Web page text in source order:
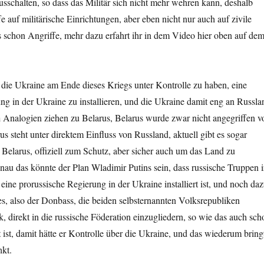
auf militärische Einrichtungen, aber eben nicht nur auch auf zivile
schon Angriffe, mehr dazu erfahrt ihr in dem Video hier oben auf
Ukraine am Ende dieses Kriegs unter Kontrolle zu haben, eine
in der Ukraine zu installieren, und die Ukraine damit eng an
ziehen zu Belarus, Belarus wurde zwar nicht angegriffen
steht unter direktem Einfluss von Russland, aktuell gibt es sogar
offiziell zum Schutz, aber sicher auch um das Land zu
das könnte der Plan Wladimir Putins sein, dass russische Truppen
prorussische Regierung in der Ukraine installiert ist, und noch
also der Donbass, die beiden selbsternannten Volksrepubliken
direkt in die russische Föderation einzugliedern, so wie das auch
damit hätte er Kontrolle über die Ukraine, und das wiederum